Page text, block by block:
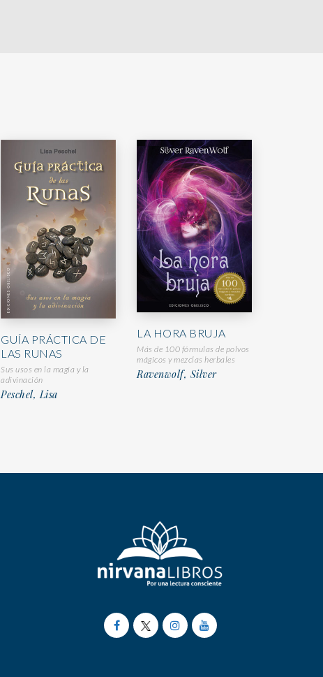
GUÍA PRÁCTICA DE
LAS RUNAS
Sus usos en la magia y la
adivinación
Peschel, Lisa
LA HORA BRUJA
Más de 100 fórmulas de polvos
mágicos y mezclas herbales
Ravenwolf, Silver